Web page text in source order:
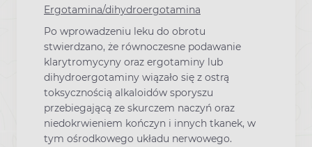
Ergotamina/dihydroergotamina
Po wprowadzeniu leku do obrotu
stwierdzano, że równoczesne podawanie
klarytromycyny oraz ergotaminy lub
dihydroergotaminy wiązało się z ostrą
toksycznością alkaloidów sporyszu
przebiegającą ze skurczem naczyń oraz
niedokrwieniem kończyn i innych tkanek, w
tym ośrodkowego układu nerwowego.